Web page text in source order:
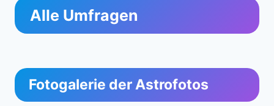
Alle Umfragen
Fotogalerie der Astrofotos